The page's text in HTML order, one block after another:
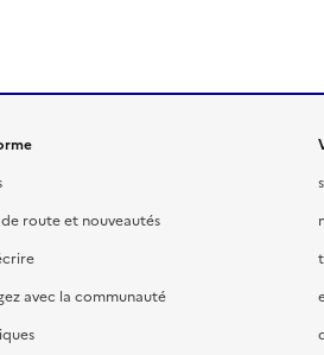
de route et nouveautés
avec la communauté